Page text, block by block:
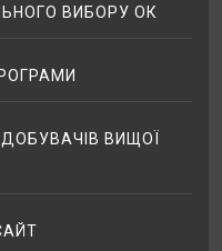
ВИБОРУ ОК
ВИЩОЇ